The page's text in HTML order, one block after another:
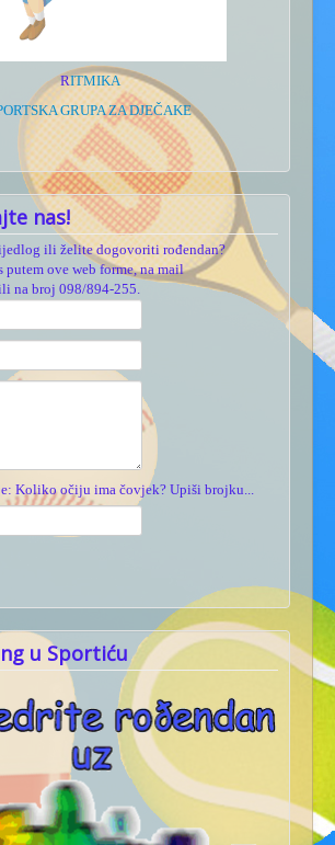
RITMIKA
GRUPA ZA DJEČAKE
nas!
ili želite dogovoriti rođendan?
putem ove web forme, na mail
na broj 098/894-255.
Koliko očiju ima čovjek? Upiši brojku...
u Sportiću